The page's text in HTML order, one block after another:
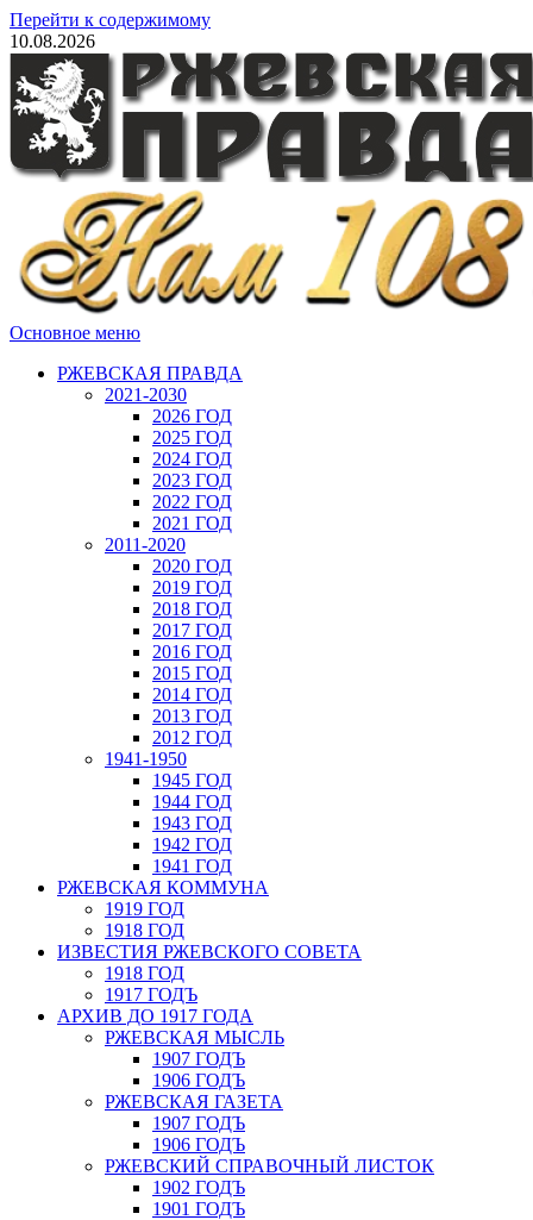
Перейти к содержимому
10.08.2026
Основное меню
РЖЕВСКАЯ ПРАВДА
2021-2030
2026 ГОД
2025 ГОД
2024 ГОД
2023 ГОД
2022 ГОД
2021 ГОД
2011-2020
2020 ГОД
2019 ГОД
2018 ГОД
2017 ГОД
2016 ГОД
2015 ГОД
2014 ГОД
2013 ГОД
2012 ГОД
1941-1950
1945 ГОД
1944 ГОД
1943 ГОД
1942 ГОД
1941 ГОД
РЖЕВСКАЯ КОММУНА
1919 ГОД
1918 ГОД
ИЗВЕСТИЯ РЖЕВСКОГО СОВЕТА
1918 ГОД
1917 ГОДЪ
АРХИВ ДО 1917 ГОДА
РЖЕВСКАЯ МЫСЛЬ
1907 ГОДЪ
1906 ГОДЪ
РЖЕВСКАЯ ГАЗЕТА
1907 ГОДЪ
1906 ГОДЪ
РЖЕВСКИЙ СПРАВОЧНЫЙ ЛИСТОК
1902 ГОДЪ
1901 ГОДЪ